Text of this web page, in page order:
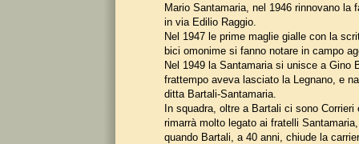
Mario Santamaria, nel 1946 rinnovano la
in via Edilio Raggio.
Nel 1947 le prime maglie gialle con la
bici omonime si fanno notare in campo
Nel 1949 la Santamaria si unisce a Gino
frattempo aveva lasciato la Legnano, e
ditta Bartali-Santamaria.
In squadra, oltre a Bartali ci sono Corrieri
rimarrà molto legato ai fratelli
quando Bartali, a 40 anni, chiude la